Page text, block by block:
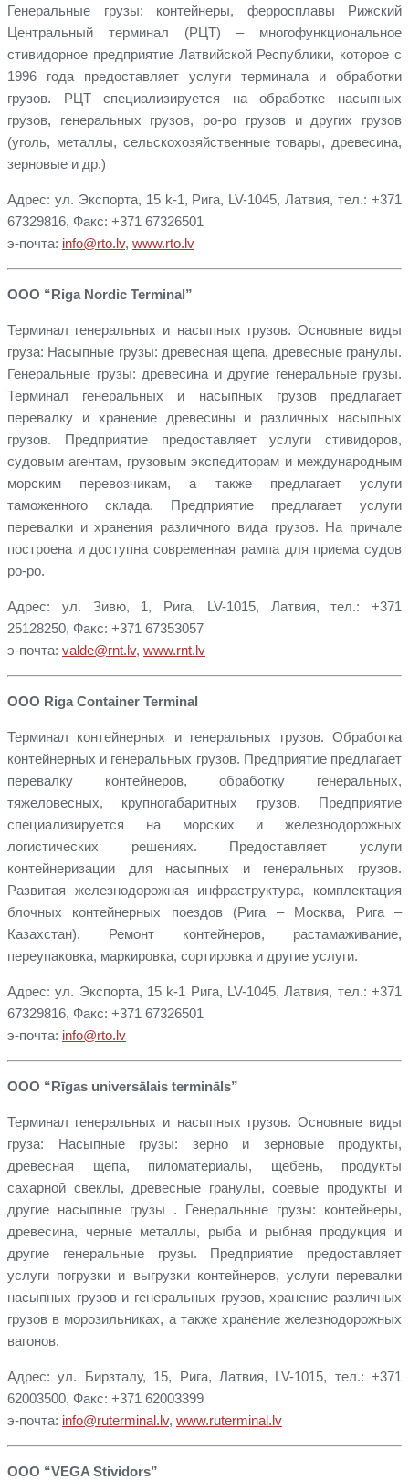
Генеральные грузы: контейнеры, ферросплавы Рижский
Центральный терминал (РЦТ) – многофункциональное
стивидорное предприятие Латвийской Республики, которое с
1996 года предоставляет услуги терминала и обработки
грузов. РЦТ специализируется на обработке насыпных
грузов, генеральных грузов, ро-ро грузов и других грузов
(уголь, металлы, сельскохозяйственные товары, древесина,
зерновые и др.)
Адрес: ул. Экспорта, 15 k-1, Рига, LV-1045, Латвия, тел.: +371
67329816, Факс: +371 67326501
э-почта: info@rto.lv, www.rto.lv
ООО “Riga Nordic Terminal”
Терминал генеральных и насыпных грузов. Основные виды
груза: Насыпные грузы: древесная щепа, древесные гранулы.
Генеральные грузы: древесина и другие генеральные грузы.
Терминал генеральных и насыпных грузов предлагает
перевалку и хранение древесины и различных насыпных
грузов. Предприятие предоставляет услуги стивидоров,
судовым агентам, грузовым экспедиторам и международным
морским перевозчикам, а также предлагает услуги
таможенного склада. Предприятие предлагает услуги
перевалки и хранения различного вида грузов. На причале
построена и доступна современная рампа для приема судов
ро-ро.
Адрес: ул. Зивю, 1, Рига, LV-1015, Латвия, тел.: +371
25128250, Факс: +371 67353057
э-почта: valde@rnt.lv, www.rnt.lv
ООО Riga Container Terminal
Терминал контейнерных и генеральных грузов. Обработка
контейнерных и генеральных грузов. Предприятие предлагает
перевалку контейнеров, обработку генеральных,
тяжеловесных, крупногабаритных грузов. Предприятие
специализируется на морских и железнодорожных
логистических решениях. Предоставляет услуги
контейнеризации для насыпных и генеральных грузов.
Развитая железнодорожная инфраструктура, комплектация
блочных контейнерных поездов (Рига – Москва, Рига –
Казахстан). Ремонт контейнеров, растамаживание,
переупаковка, маркировка, сортировка и другие услуги.
Адрес: ул. Экспорта, 15 k-1 Рига, LV-1045, Латвия, тел.: +371
67329816, Факс: +371 67326501
э-почта: info@rto.lv
ООО “Rīgas universālais termināls”
Терминал генеральных и насыпных грузов. Основные виды
груза: Насыпные грузы: зерно и зерновые продукты,
древесная щепа, пиломатериалы, щебень, продукты
сахарной свеклы, древесные гранулы, соевые продукты и
другие насыпные грузы . Генеральные грузы: контейнеры,
древесина, черные металлы, рыба и рыбная продукция и
другие генеральные грузы. Предприятие предоставляет
услуги погрузки и выгрузки контейнеров, услуги перевалки
насыпных грузов и генеральных грузов, хранение различных
грузов в морозильниках, а также хранение железнодорожных
вагонов.
Адрес: ул. Бирзталу, 15, Рига, Латвия, LV-1015, тел.: +371
62003500, Факс: +371 62003399
э-почта: info@ruterminal.lv, www.ruterminal.lv
ООО “VEGA Stividors”